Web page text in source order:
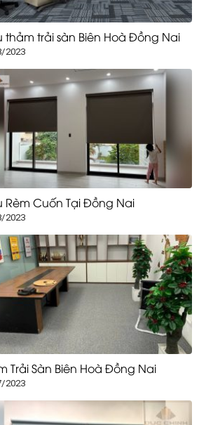
thảm trải sàn Biên Hoà Đồng Nai
2023
Rèm Cuốn Tại Đồng Nai
2023
Trải Sàn Biên Hoà Đồng Nai
2023